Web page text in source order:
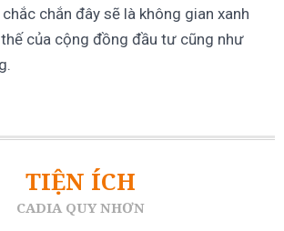
chắn đây sẽ là không gian xanh
của cộng đồng đầu tư cũng như
TIỆN ÍCH
CADIA QUY NHƠN